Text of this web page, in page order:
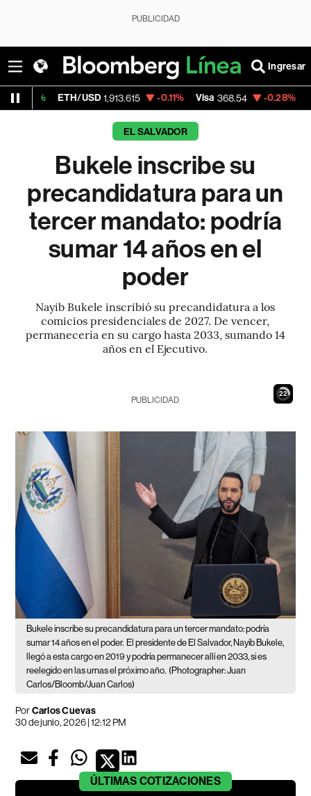
PUBLICIDAD
Ingresar
ETH/USD 1,913.615 -0.11% Visa 368.54 -0.28%
EL SALVADOR
Bukele inscribe su
precandidatura para un
tercer mandato: podría
sumar 14 años en el
poder
Nayib Bukele inscribió su precandidatura a los
comicios presidenciales de 2027. De vencer,
permanecería en su cargo hasta 2033, sumando 14
años en el Ejecutivo.
21
PUBLICIDAD
Bukele inscribe su precandidatura para un tercer mandato: podría
sumar 14 años en el poder. El presidente de El Salvador, Nayib Bukele,
llegó a esta cargo en 2019 y podría permanecer allí en 2033, si es
reelegido en las urnas el próximo año. (Photographer: Juan
Carlos/Bloomb/Juan Carlos)
PorCarlos Cuevas
30 de junio, 2026 | 12:12 PM
ÚLTIMAS COTIZACIONES